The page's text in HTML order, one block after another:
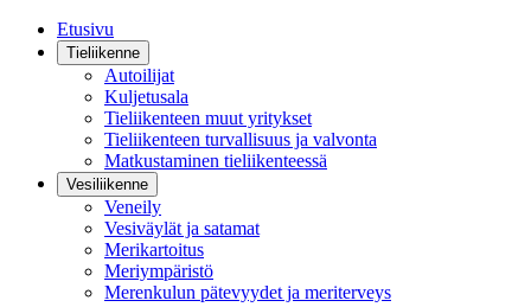
Etusivu
Tieliikenne
Autoilijat
Kuljetusala
Tieliikenteen muut yritykset
Tieliikenteen turvallisuus ja valvonta
Matkustaminen tieliikenteessä
Vesiliikenne
Veneily
Vesiväylät ja satamat
Merikartoitus
Meriympäristö
Merenkulun pätevyydet ja meriterveys